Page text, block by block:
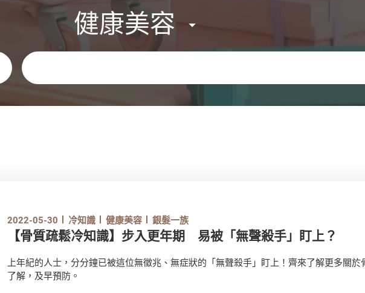
健康美容
關鍵字
2022-05-30 冷知識 健康美容 銀髮一族
【骨質疏鬆冷知識】步入更年期 易被「無聲殺手」盯上？
上年紀的人士，分分鐘已被這位無徵兆、無症狀的「無聲殺手」盯上！齊來了解更多關
了解，及早預防。